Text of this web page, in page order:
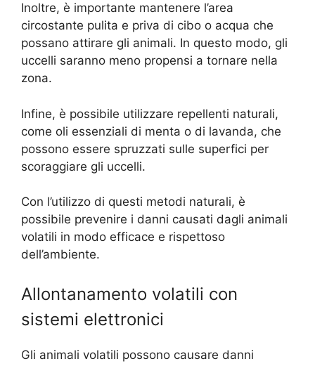
Inoltre, è importante mantenere l’area
circostante pulita e priva di cibo o acqua che
possano attirare gli animali. In questo modo, gli
uccelli saranno meno propensi a tornare nella
zona.
Infine, è possibile utilizzare repellenti naturali,
come oli essenziali di menta o di lavanda, che
possono essere spruzzati sulle superfici per
scoraggiare gli uccelli.
Con l’utilizzo di questi metodi naturali, è
possibile prevenire i danni causati dagli animali
volatili in modo efficace e rispettoso
dell’ambiente.
Allontanamento volatili con
sistemi elettronici
Gli animali volatili possono causare danni